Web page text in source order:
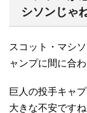
シソンじゃ
スコット・マシ
ャンプに間に合
巨人の投手キャ
大きな不安です